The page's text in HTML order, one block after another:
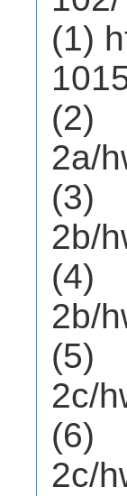
(1)
(2)
2a/
(3)
2b/
(4)
2b/
(5)
2c/
(6)
2c/